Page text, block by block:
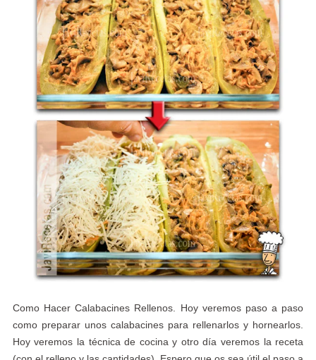
Como Hacer Calabacines Rellenos. Hoy veremos paso a paso
como preparar unos calabacines para rellenarlos y hornearlos.
Hoy veremos la técnica de cocina y otro día veremos la receta